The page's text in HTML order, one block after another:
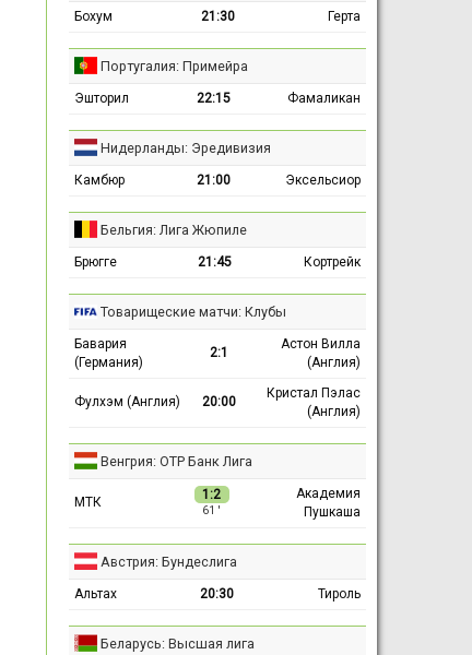
Бохум 21:30 Герта
Португалия: Примейра
Эшторил 22:15 Фамаликан
Нидерланды: Эредивизия
Камбюр 21:00 Эксельсиор
Бельгия: Лига Жюпиле
Брюгге 21:45 Кортрейк
Товарищеские матчи: Клубы
Бавария
(Германия)
2:1
Астон Вилла
(Англия)
Фулхэм (Англия) 20:00
Кристал Пэлас
(Англия)
Венгрия: ОТР Банк Лига
МТК 1:2
61 ′
Академия
Пушкаша
Австрия: Бундеслига
Альтах 20:30 Тироль
Беларусь: Высшая лига